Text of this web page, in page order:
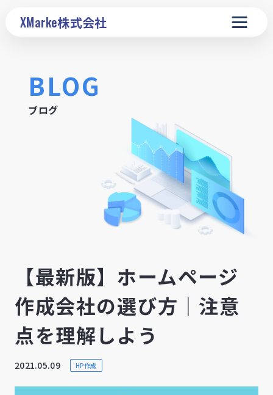
XMarke株式会社
BLOG
ブログ
【最新版】ホームページ
作成会社の選び方｜注意
点を理解しよう
2021.05.09 HP作成